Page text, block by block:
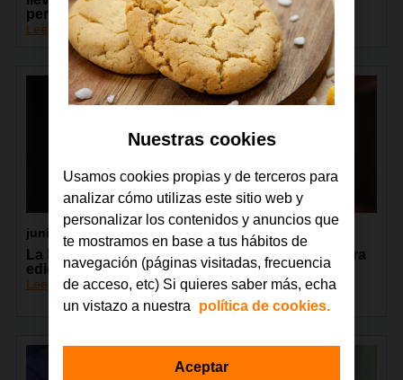
personas de toda España
Leer más
junio 2026
La Fundación Orange celebra en Madrid la tercera
edición del encuentro GarageLAB
Leer más
Nuestras cookies
Usamos cookies propias y de terceros para
analizar cómo utilizas este sitio web y
personalizar los contenidos y anuncios que
te mostramos en base a tus hábitos de
navegación (páginas visitadas, frecuencia
de acceso, etc) Si quieres saber más, echa
un vistazo a nuestra
política de cookies.
Aceptar